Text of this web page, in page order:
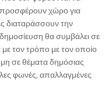
χώρο για
διαταράσσουν την
θα συμβάλει σε
τον τρόπο με τον οποίο
σε θέματα δημόσιας
φωνές, απαλλαγμένες